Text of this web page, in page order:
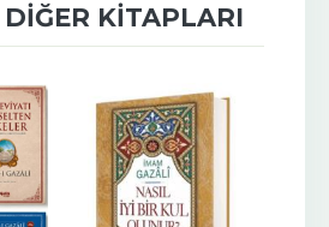
KITAPLARI